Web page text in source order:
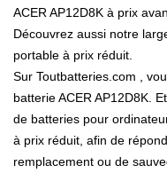
ACER AP12D8K à prix
Découvrez aussi notre
portable à prix réduit.
Sur Toutbatteries.com ,
batterie ACER AP12D8K.
de batteries pour
à prix réduit, afin de
remplacement ou de